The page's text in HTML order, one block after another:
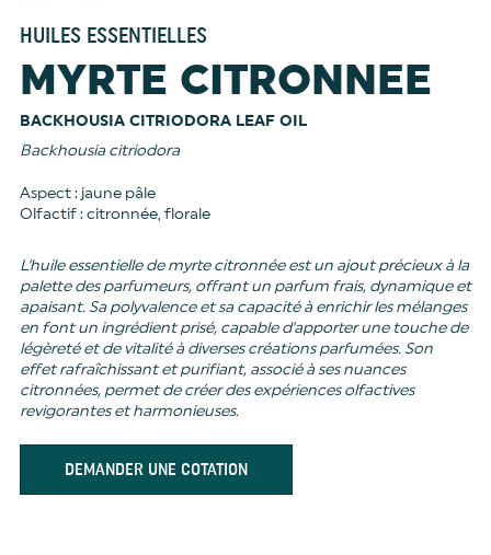
HUILES ESSENTIELLES
MYRTE CITRONNEE
BACKHOUSIA CITRIODORA LEAF OIL
Backhousia citriodora
Aspect : jaune pâle
Olfactif : citronnée, florale
L'huile essentielle de myrte citronnée est un ajout précieux à la
palette des parfumeurs, offrant un parfum frais, dynamique et
apaisant. Sa polyvalence et sa capacité à enrichir les mélanges
en font un ingrédient prisé, capable d'apporter une touche de
légèreté et de vitalité à diverses créations parfumées. Son
effet rafraîchissant et purifiant, associé à ses nuances
citronnées, permet de créer des expériences olfactives
revigorantes et harmonieuses.
DEMANDER UNE COTATION